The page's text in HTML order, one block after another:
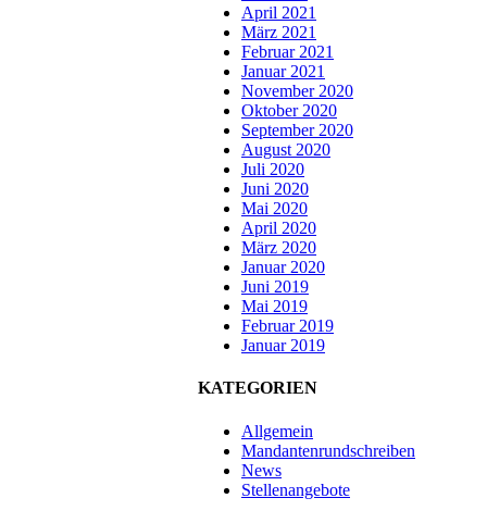
April 2021
März 2021
Februar 2021
Januar 2021
November 2020
Oktober 2020
September 2020
August 2020
Juli 2020
Juni 2020
Mai 2020
April 2020
März 2020
Januar 2020
Juni 2019
Mai 2019
Februar 2019
Januar 2019
KATEGORIEN
Allgemein
Mandantenrundschreiben
News
Stellenangebote